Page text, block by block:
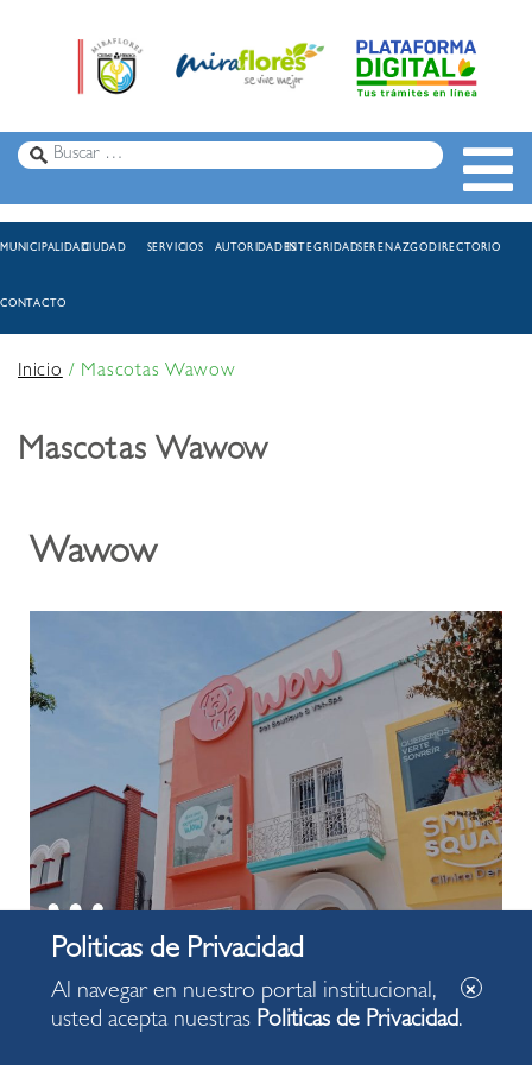
MUNICIPALIDADCIUDAD SERVICIOS AUTORIDADESINTEGRIDADSERENAZGODIRECTORIO
CONTACTO
Inicio/ Mascotas Wawow
Mascotas Wawow
Wawow
Al navegar en nuestro portal institucional,
usted acepta nuestras Politicas de Privacidad.